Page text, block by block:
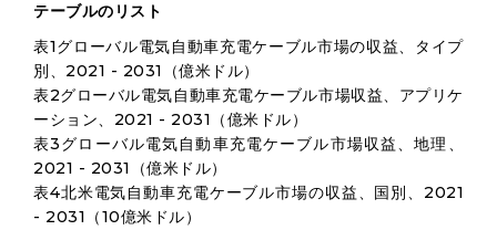
テーブルのリスト
表1グローバル電気自動車充電ケーブル市場の収益、タイプ
別、2021 - 2031（億米ドル）
表2グローバル電気自動車充電ケーブル市場収益、アプリケ
ーション、2021 - 2031（億米ドル）
表3グローバル電気自動車充電ケーブル市場収益、地理、
2021 - 2031（億米ドル）
表4北米電気自動車充電ケーブル市場の収益、国別、2021
- 2031（10億米ドル）